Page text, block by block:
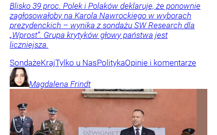
Blisko 39 proc. Polek i Polaków deklaruje, że ponownie
zagłosowałoby na Karola Nawrockiego w wyborach
prezydenckich – wynika z sondażu SW Research dla
„Wprost”. Grupa krytyków głowy państwa jest
liczniejsza.
SondażeKrajTylko u NasPolitykaOpinie i komentarze
Magdalena Frindt